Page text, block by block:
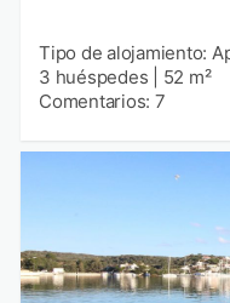
Tipo de alojamiento:
3 huéspedes
52 m²
Comentarios: 7